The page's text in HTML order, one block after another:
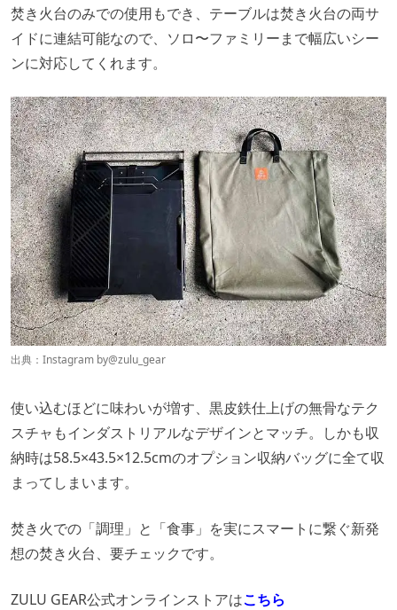
焚き火台のみでの使用もでき、テーブルは焚き火台の両サ
イドに連結可能なので、ソロ〜ファミリーまで幅広いシー
ンに対応してくれます。
出典：Instagram by@zulu_gear
使い込むほどに味わいが増す、黒皮鉄仕上げの無骨なテク
スチャもインダストリアルなデザインとマッチ。しかも収
納時は58.5×43.5×12.5cmのオプション収納バッグに全て収
まってしまいます。
焚き火での「調理」と「食事」を実にスマートに繋ぐ新発
想の焚き火台、要チェックです。
ZULU GEAR公式オンラインストアはこちら